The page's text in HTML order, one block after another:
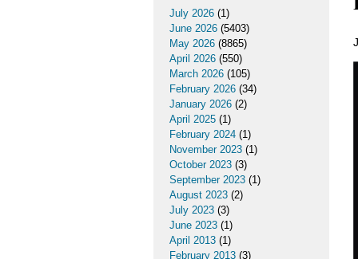
July 2026 (1)
June 2026 (5403)
May 2026 (8865)
April 2026 (550)
March 2026 (105)
February 2026 (34)
January 2026 (2)
April 2025 (1)
February 2024 (1)
November 2023 (1)
October 2023 (3)
September 2023 (1)
August 2023 (2)
July 2023 (3)
June 2023 (1)
April 2013 (1)
February 2013 (3)